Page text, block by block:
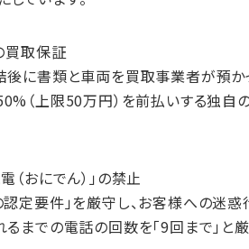
買取保証
に書類と車両を買取事業者が預か
（上限50万円）を前払いする独自
電（おにでん）」の禁止
定要件」を厳守し、お客様への迷
までの電話の回数を「9回まで」と